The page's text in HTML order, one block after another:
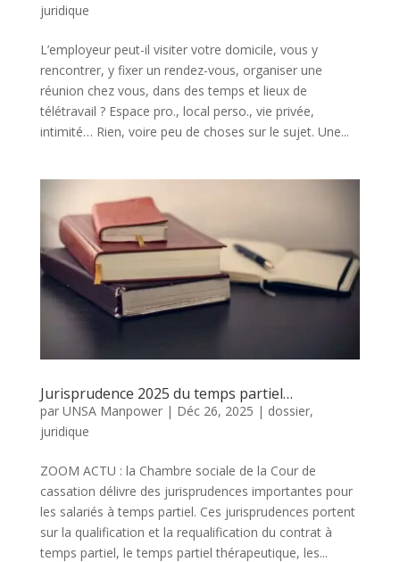
juridique
L’employeur peut-il visiter votre domicile, vous y
rencontrer, y fixer un rendez-vous, organiser une
réunion chez vous, dans des temps et lieux de
télétravail ? Espace pro., local perso., vie privée,
intimité… Rien, voire peu de choses sur le sujet. Une...
Jurisprudence 2025 du temps partiel…
par UNSA Manpower| Déc 26, 2025 | dossier,
juridique
ZOOM ACTU : la Chambre sociale de la Cour de
cassation délivre des jurisprudences importantes pour
les salariés à temps partiel. Ces jurisprudences portent
sur la qualification et la requalification du contrat à
temps partiel, le temps partiel thérapeutique, les...